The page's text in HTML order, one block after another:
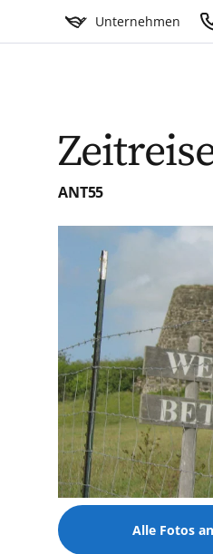
Unternehmen
ANT55
Alle Fotos